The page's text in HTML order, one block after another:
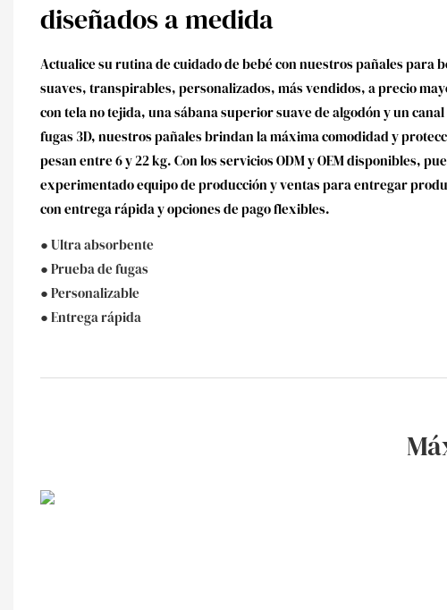
diseñados a medida
Actualice su rutina de cuidado de bebé con nuestros pañales para
suaves, transpirables, personalizados, más vendidos, a precio
con tela no tejida, una sábana superior suave de algodón y un
fugas 3D, nuestros pañales brindan la máxima comodidad y
pesan entre 6 y 22 kg. Con los servicios ODM y OEM disponibles,
experimentado equipo de producción y ventas para entregar
con entrega rápida y opciones de pago flexibles.
● Ultra absorbente
● Prueba de fugas
● Personalizable
● Entrega rápida